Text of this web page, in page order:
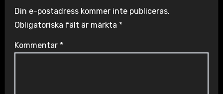
Din e-postadress kommer inte publiceras.
Obligatoriska fält är märkta *
Kommentar *